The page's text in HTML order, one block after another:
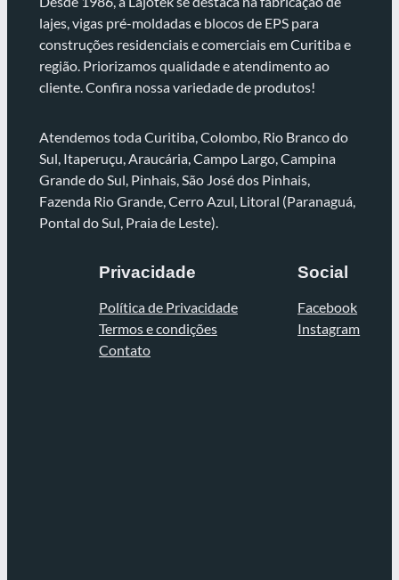
lajes, vigas pré-moldadas e blocos de EPS para
construções residenciais e comerciais em Curitiba e
região. Priorizamos qualidade e atendimento ao
cliente. Confira nossa variedade de produtos!
Atendemos toda Curitiba, Colombo, Rio Branco do
Sul, Itaperuçu, Araucária, Campo Largo, Campina
Grande do Sul, Pinhais, São José dos Pinhais,
Fazenda Rio Grande, Cerro Azul, Litoral (Paranaguá,
Pontal do Sul, Praia de Leste).
Privacidade
Política de Privacidade
Termos e condições
Contato
Social
Facebook
Instagram